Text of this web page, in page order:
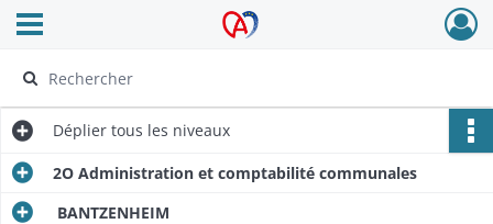
Archives Alsace - Colmar
Ouvrir le menu déroulant
Déplier tous les niveaux
2O Administration et comptabilité communales
BANTZENHEIM